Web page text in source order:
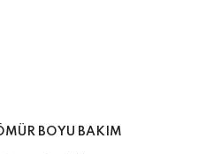
BOYU BAKIM